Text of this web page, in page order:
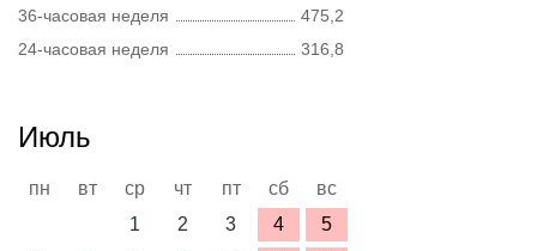
36-часовая неделя
475,2
24-часовая неделя
316,8
Июль
пн вт ср чт пт сб
вс
1
2 3 4
5